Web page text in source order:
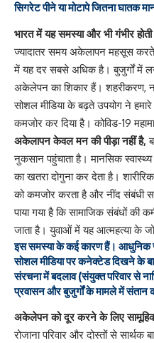
सिगरेट पीने या मोटापे जितना घातक
भारत में यह समस्या और भी गंभीर होती
ज्यादातर समय अकेलापन महसूस
में यह दर सबसे अधिक है। बुजुर्गों में
अकेलेपन का शिकार हैं। शहरीकरण,
सोशल मीडिया के बढ़ते उपयोग ने
कमजोर कर दिया है। कोविड-19
अकेलापन केवल मन की पीड़ा नहीं है,
नुकसान पहुंचाता है। मानसिक
का खतरा दोगुना कर देता है।
को कमजोर करता है और नींद संबंधी
पाया गया है कि सामाजिक संबंधों
जाता है। युवाओं में यह आत्महत्या के
इस समस्या के कई कारण हैं। आधुनिक
सोशल मीडिया पर कनेक्टेड दिखने के
संरचना में बदलाव (संयुक्त परिवार से
प्रवासन और बुजुर्गों के मामले में
अकेलेपन को दूर करने के लिए
रोजाना परिवार और दोस्तों से